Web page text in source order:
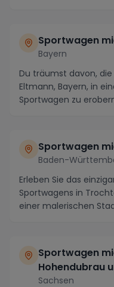
Sportwagen
Bayern
Du träumst davon,
Eltmann, Bayern, in
Sportwagen zu
Sportwagen
Baden-
Erleben Sie das
Sportwagens in
einer malerischen
Sportwagen
Hohendubrau
Sachsen